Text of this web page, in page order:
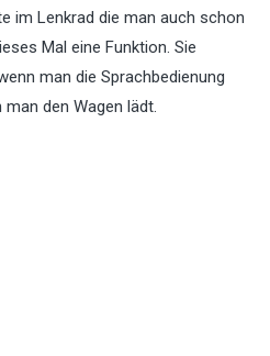
im Lenkrad die man auch schon
Mal eine Funktion. Sie
man die Sprachbedienung
den Wagen lädt.